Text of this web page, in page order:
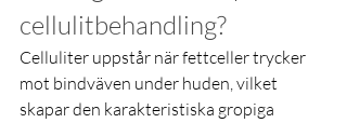
cellulitbehandling?
Celluliter uppstår när fettceller trycker
mot bindväven under huden, vilket
skapar den karakteristiska gropiga